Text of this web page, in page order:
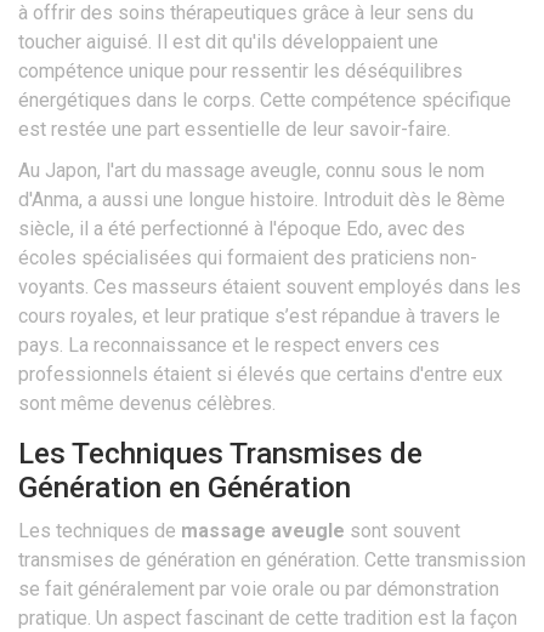
à offrir des soins thérapeutiques grâce à leur sens du
toucher aiguisé. Il est dit qu'ils développaient une
compétence unique pour ressentir les déséquilibres
énergétiques dans le corps. Cette compétence spécifique
est restée une part essentielle de leur savoir-faire.
Au Japon, l'art du massage aveugle, connu sous le nom
d'Anma, a aussi une longue histoire. Introduit dès le 8ème
siècle, il a été perfectionné à l'époque Edo, avec des
écoles spécialisées qui formaient des praticiens non-
voyants. Ces masseurs étaient souvent employés dans les
cours royales, et leur pratique s’est répandue à travers le
pays. La reconnaissance et le respect envers ces
professionnels étaient si élevés que certains d'entre eux
sont même devenus célèbres.
Les Techniques Transmises de
Génération en Génération
Les techniques de massage aveugle sont souvent
transmises de génération en génération. Cette transmission
se fait généralement par voie orale ou par démonstration
pratique. Un aspect fascinant de cette tradition est la façon